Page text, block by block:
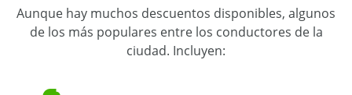
Aunque hay muchos descuentos disponibles, algunos
de los más populares entre los conductores de la
ciudad. Incluyen: